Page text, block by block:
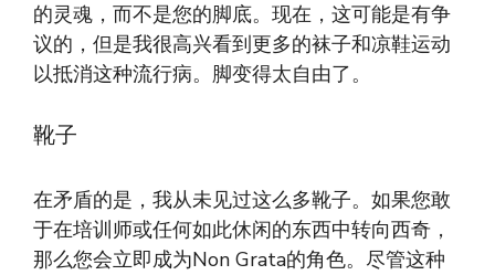
的灵魂，而不是您的脚底。现在，这可能是有争
议的，但是我很高兴看到更多的袜子和凉鞋运动
以抵消这种流行病。脚变得太自由了。
靴子
在矛盾的是，我从未见过这么多靴子。如果您敢
于在培训师或任何如此休闲的东西中转向西奇，
那么您会立即成为Non Grata的角色。尽管这种